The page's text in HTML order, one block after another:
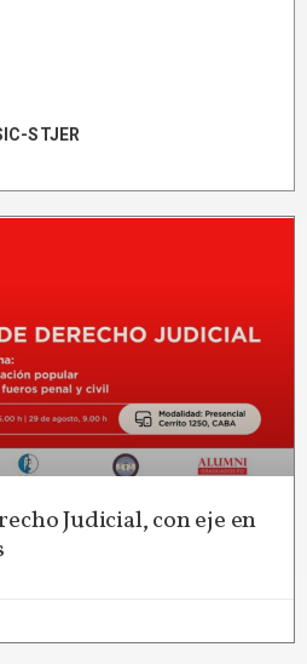
STJER
Judicial, con eje en